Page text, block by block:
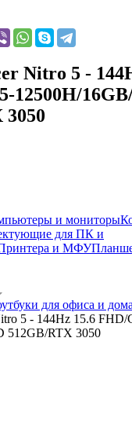
Nitro 5 -
12500H/
3050
и мониторы
для ПК и
и МФУ
для офиса и дома
5 - 144Hz 15.6 FHD/
512GB/RTX 3050